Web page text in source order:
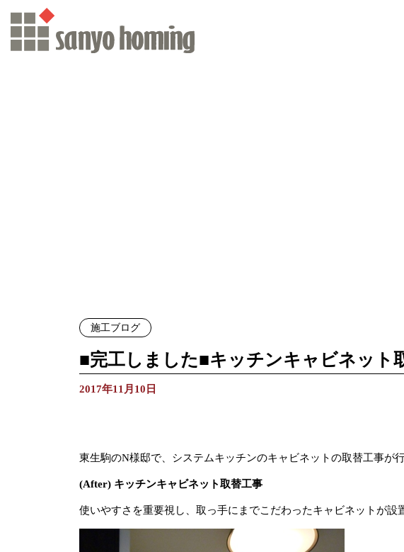
施工ブログ
■完工しました■キッチンキャビネッ
2017年11月10日
東生駒のN様邸で、システムキッチンのキャビネットの取替工事が行
(After) キッチンキャビネット取替工事
使いやすさを重要視し、取っ手にまでこだわったキャビネットが設